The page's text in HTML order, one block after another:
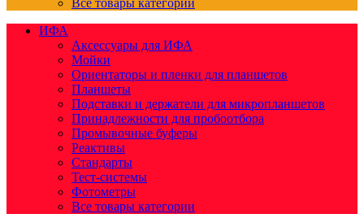
Все товары категории
ИФА
Аксессуары для ИФА
Мойки
Ориентаторы и пленки для планшетов
Планшеты
Подставки и держатели для микропланшетов
Принадлежности для пробоотбора
Промывочные буферы
Реактивы
Стандарты
Тест-системы
Фотометры
Все товары категории